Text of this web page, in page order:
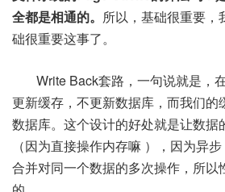
全都是相通的。 所以，基础很重要，
础很重要这事了。
Write Back套路，一句说就是，
更新缓存，不更新数据库，而我们的
数据库。这个设计的好处就是让数据
（因为直接操作内存嘛 ），因为异
合并对同一个数据的多次操作，所以